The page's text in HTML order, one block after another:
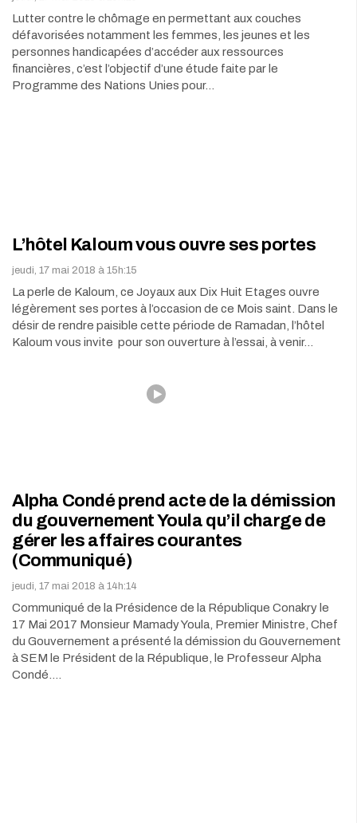
Lutter contre le chômage en permettant aux couches
défavorisées notamment les femmes, les jeunes et les
personnes handicapées d’accéder aux ressources
financières, c’est l’objectif d’une étude faite par le
Programme des Nations Unies pour…
L’hôtel Kaloum vous ouvre ses portes
jeudi, 17 mai 2018 à 15h:15
La perle de Kaloum, ce Joyaux aux Dix Huit Etages ouvre
légèrement ses portes à l’occasion de ce Mois saint. Dans le
désir de rendre paisible cette période de Ramadan, l’hôtel
Kaloum vous invite pour son ouverture à l’essai, à venir…
Alpha Condé prend acte de la démission
du gouvernement Youla qu’il charge de
gérer les affaires courantes
(Communiqué)
jeudi, 17 mai 2018 à 14h:14
Communiqué de la Présidence de la République Conakry le
17 Mai 2017 Monsieur Mamady Youla, Premier Ministre, Chef
du Gouvernement a présenté la démission du Gouvernement
à SEM le Président de la République, le Professeur Alpha
Condé.…